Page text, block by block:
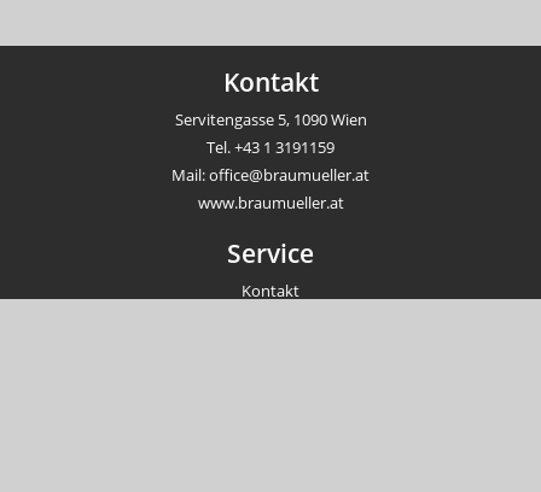
Kontakt
Servitengasse 5, 1090 Wien
Tel.+43 1 3191159
Mail:office@braumueller.at
www.braumueller.at
Service
Kontakt